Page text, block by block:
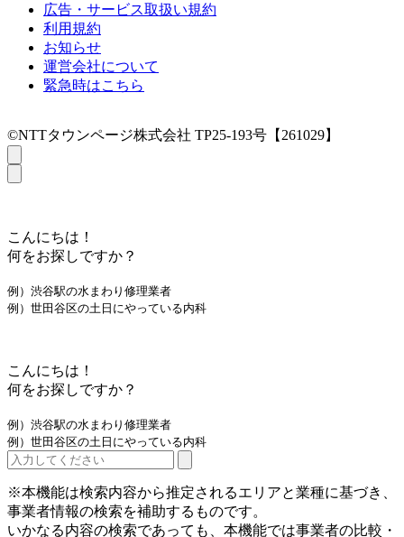
広告・サービス取扱い規約
利用規約
お知らせ
運営会社について
緊急時はこちら
©NTTタウンページ株式会社 TP25-193号【261029】
こんにちは！
何をお探しですか？
例）渋谷駅の水まわり修理業者
例）世田谷区の土日にやっている内科
こんにちは！
何をお探しですか？
例）渋谷駅の水まわり修理業者
例）世田谷区の土日にやっている内科
※本機能は検索内容から推定されるエリアと業種に基づき、
事業者情報の検索を補助するものです。
いかなる内容の検索であっても、本機能では事業者の比較・